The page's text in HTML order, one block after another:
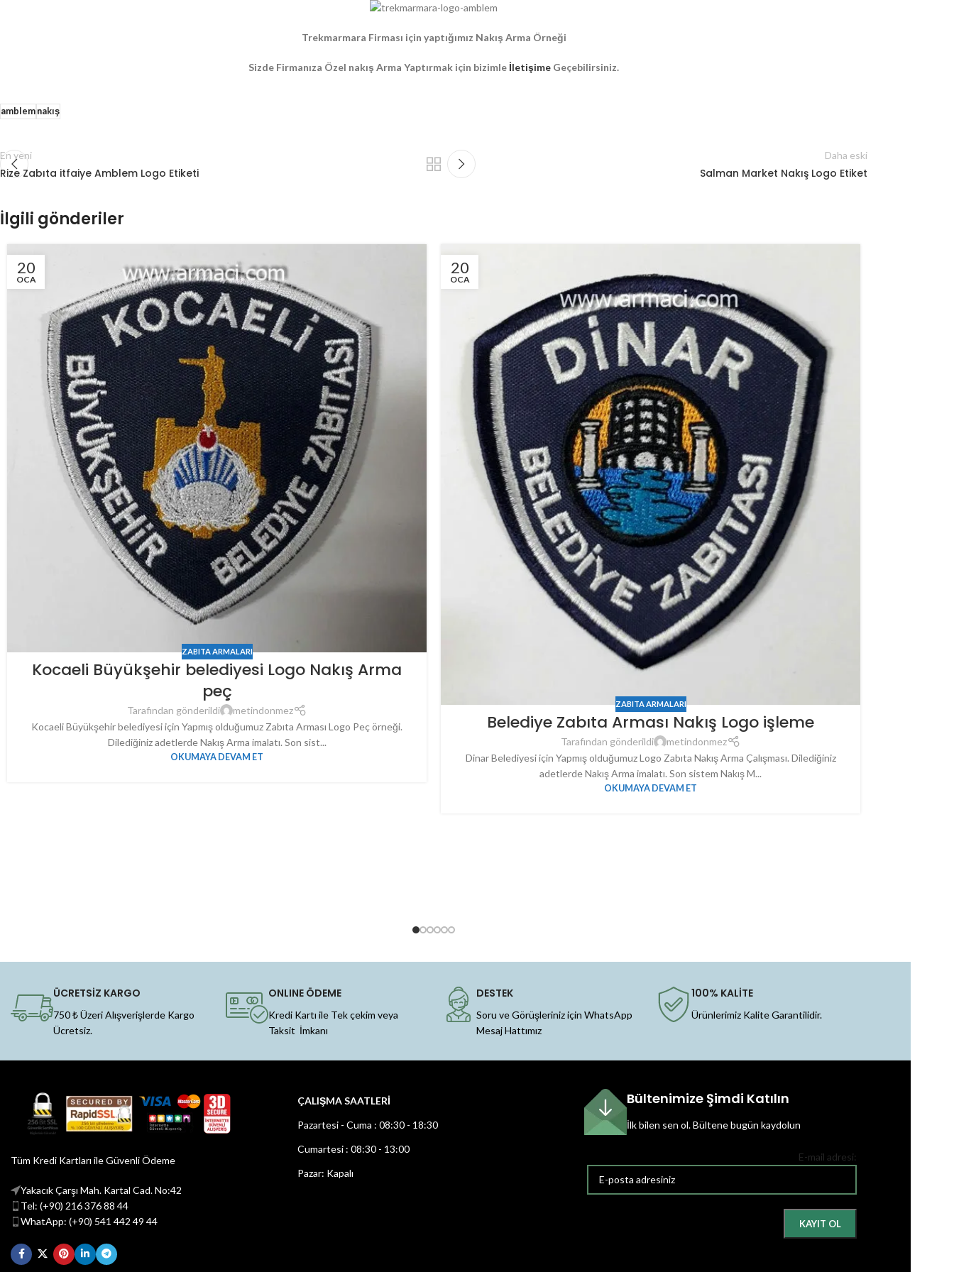
Trekmarmara Firması için yaptığımız Nakış Arma Örneği
Sizde Firmanıza Özel nakış Arma Yaptırmak için bizimle İletişime Geçebilirsiniz.
amblemnakış
En yeni
Rize Zabıta itfaiye Amblem Logo Etiketi
Daha eski
Salman Market Nakış Logo Etiket
İlgili gönderiler
20
OCA
ZABITA ARMALARI
Kocaeli Büyükşehir belediyesi Logo Nakış Arma
peç
Tarafından gönderildi
metindonmez
Kocaeli Büyükşehir belediyesi için Yapmış olduğumuz Zabıta Arması Logo Peç örneği.
Dilediğiniz adetlerde Nakış Arma imalatı. Son sist...
OKUMAYA DEVAM ET
20
OCA
ZABITA ARMALARI
Belediye Zabıta Arması Nakış Logo işleme
Tarafından gönderildi
metindonmez
Dinar Belediyesi için Yapmış olduğumuz Logo Zabıta Nakış Arma Çalışması. Dilediğiniz
adetlerde Nakış Arma imalatı. Son sistem Nakış M...
OKUMAYA DEVAM ET
ÜCRETSİZ KARGO
750 ₺ Üzeri Alışverişlerde Kargo
Ücretsiz.
ONLINE ÖDEME
Kredi Kartı ile Tek çekim veya
Taksit İmkanı
DESTEK
Soru ve Görüşleriniz için WhatsApp
Mesaj Hattımız
100% KALİTE
Ürünlerimiz Kalite Garantilidir.
Tüm Kredi Kartları ile Güvenli Ödeme
Yakacık Çarşı Mah. Kartal Cad. No:42
Tel: (+90) 216 376 88 44
WhatApp: (+90) 541 442 49 44
ÇALIŞMA SAATLERİ
Pazartesi - Cuma : 08:30 - 18:30
Cumartesi : 08:30 - 13:00
Pazar: Kapalı
Bültenimize Şimdi Katılın
İlk bilen sen ol.Bültene bugün kaydolun
E-mail adresi: